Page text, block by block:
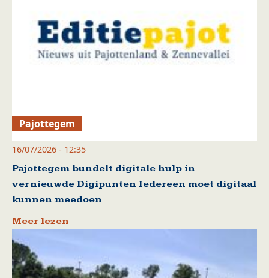
Pajottegem
16/07/2026 - 12:35
Pajottegem bundelt digitale hulp in
vernieuwde Digipunten Iedereen moet digitaal
kunnen meedoen
Meer lezen